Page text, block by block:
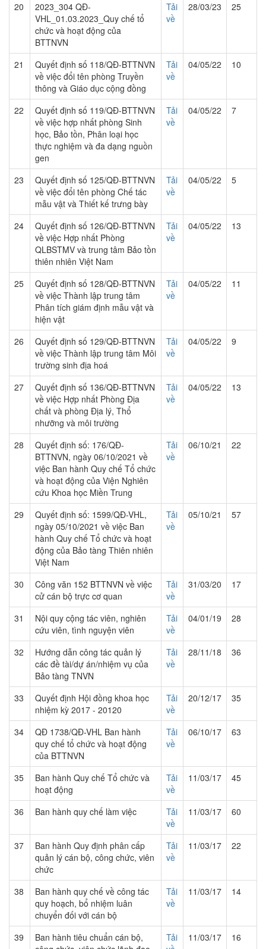
20
2023_304 QĐ-
VHL_01.03.2023_Quy chế tổ
chức và hoạt động của
BTTNVN
Tải
về
28/03/23 25
21
Quyết định số 118/QĐ-BTTNVN
về việc đổi tên phòng Truyền
thông và Giáo dục cộng đồng
Tải
về
04/05/22 10
22
Quyết định số 119/QĐ-BTTNVN
về việc hợp nhất phòng Sinh
học, Bảo tồn, Phân loại học
thực nghiệm và đa dạng nguồn
gen
Tải
về
04/05/22 7
23
Quyết định số 125/QĐ-BTTNVN
về việc đổi tên phòng Chế tác
mẫu vật và Thiết kế trưng bày
Tải
về
04/05/22 5
24
Quyết định số 126/QĐ-BTTNVN
về việc Hợp nhất Phòng
QLBSTMV và trung tâm Bảo tồn
thiên nhiên Việt Nam
Tải
về
04/05/22 13
25
Quyết định số 128/QĐ-BTTNVN
về việc Thành lập trung tâm
Phân tích giám định mẫu vật và
hiện vật
Tải
về
04/05/22 11
26
Quyết định số 129/QĐ-BTTNVN
về việc Thành lập trung tâm Môi
trường sinh địa hoá
Tải
về
04/05/22 9
27
Quyết định số 136/QĐ-BTTNVN
về việc Hợp nhất Phòng Địa
chất và phòng Địa lý, Thổ
nhưỡng và môi trường
Tải
về
04/05/22 13
28
Quyết định số: 176/QĐ-
BTTNVN, ngày 06/10/2021 về
việc Ban hành Quy chế Tổ chức
và hoạt động của Viện Nghiên
cứu Khoa học Miền Trung
Tải
về
06/10/21 22
29
Quyết định số: 1599/QĐ-VHL,
ngày 05/10/2021 về việc Ban
hành Quy chế Tổ chức và hoạt
động của Bảo tàng Thiên nhiên
Việt Nam
Tải
về
05/10/21 57
30
Công văn 152 BTTNVN về việc
cử cán bộ trực cơ quan
Tải
về
31/03/20 17
31
Nội quy cộng tác viên, nghiên
cứu viên, tình nguyện viên
Tải
về
04/01/19 28
32
Hướng dẫn công tác quản lý
các đề tài/dự án/nhiệm vụ của
Bảo tàng TNVN
Tải
về
28/11/18 36
33
Quyết định Hội đồng khoa học
nhiệm kỳ 2017 - 20120
Tải
về
20/12/17 35
34
QĐ 1738/QĐ-VHL Ban hành
quy chế tổ chức và hoạt động
của BTTNVN
Tải
về
06/10/17 63
35
Ban hành Quy chế Tổ chức và
hoạt động
Tải
về
11/03/17 45
36 Ban hành quy chế làm việc
Tải
về
11/03/17 60
37
Ban hành Quy định phân cấp
quản lý cán bộ, công chức, viên
chức
Tải
về
11/03/17 22
38
Ban hành quy chế về công tác
quy hoạch, bổ nhiệm luân
chuyển đối với cán bộ
Tải
về
11/03/17 14
39
Ban hành tiêu chuẩn cán bộ,
Tải
11/03/17 16